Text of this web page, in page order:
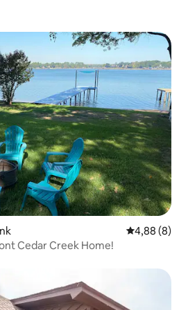
Gemiddelde
4,88 (8)
Cedar Creek Home!